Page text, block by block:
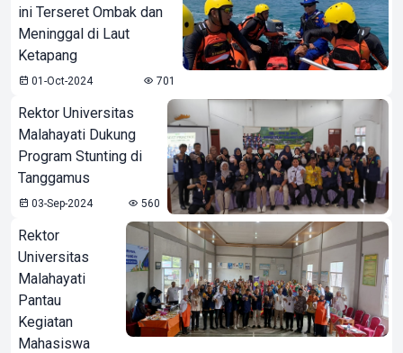
ini Terseret Ombak dan
Meninggal di Laut
Ketapang
01-Oct-2024 701
Rektor Universitas
Malahayati Dukung
Program Stunting di
Tanggamus
03-Sep-2024 560
Rektor
Universitas
Malahayati
Pantau
Kegiatan
Mahasiswa